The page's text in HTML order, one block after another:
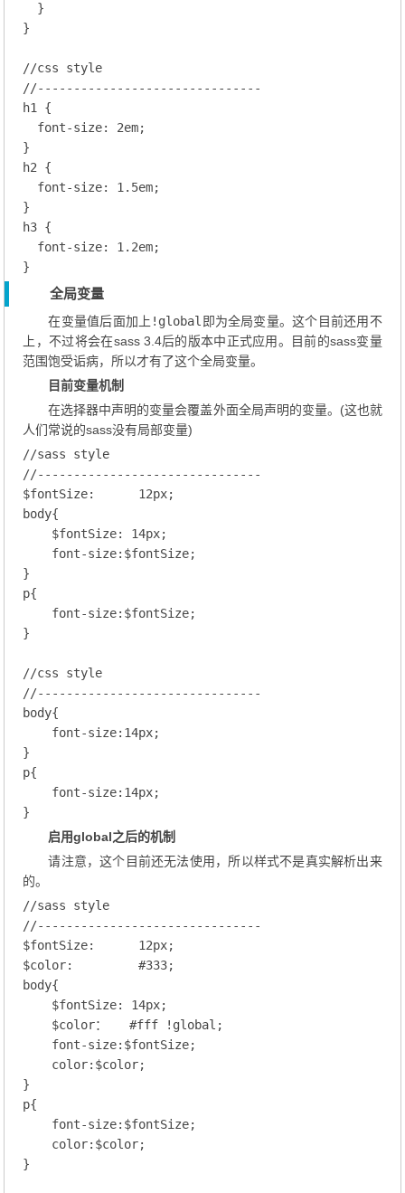
  }
}
//css style
//-------------------------------
h1
{
font-size: 2em;
h2 {
font-size: 1.5em;
h3 {
font-size: 1.2em;
全局变量
在变量值后面加上 !global 即为全局变量。这个目前还用不
上，不过将会在sass 3.4后的版本中正式应用。目前的sass变量
范围饱受诟病，所以才有了这个全局变量。
目前变量机制
在选择器中声明的变量会覆盖外面全局声明的变量。(这也就
人们常说的sass没有局部变量)
//sass style
//-------------------------------
$fontSize: 12px;
body{
    $fontSize
: 14px;
font-size:$fontSize;
p{
font-size:$fontSize;
}
//css style
//-------------------------------
body{
font-size: 14px;
p{
font-size: 14px;
启用global之后的机制
请注意，这个目前还无法使用，所以样式不是真实解析出来
的。
//sass style
//-------------------------------
$fontSize: 12px;
$color: #333;
body{
    $fontSize
: 14px;
    $
color： #fff !global;
font-size:$fontSize;
color:$color;
p{
font-size:$fontSize;
color:$color;
}